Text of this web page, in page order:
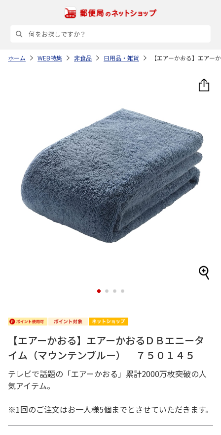
ホーム WEB特集 非食品 日用品・雑貨 【エアーかおる】エア
1 2 3 4
【エアーかおる】エアーかおるＤＢエニータ
イム（マウンテンブルー） ７５０１４５
テレビで話題の「エアーかおる」累計2000万枚突破の人
気アイテム。
※1回のご注文はお一人様5個までとさせていただきます。